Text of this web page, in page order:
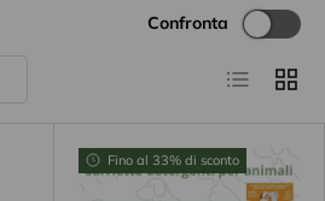
Confronta
Elenco
Fino al 33% di sconto